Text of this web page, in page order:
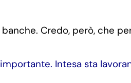
Credo, però, che
Intesa sta